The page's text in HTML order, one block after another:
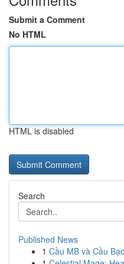
Submit a Comment
No HTML
HTML is disabled
Search
Published News
1 Cầu MB và Cầu